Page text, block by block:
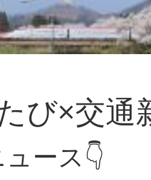
び×交通
ース👇